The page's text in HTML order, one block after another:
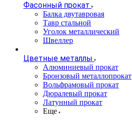
Фасонный прокат
Балка двутавровая
Тавр стальной
Уголок металлический
Швеллер
Цветные металлы
Алюминиевый прокат
Бронзовый металлопрокат
Вольфрамовый прокат
Дюралевый прокат
Латунный прокат
Еще